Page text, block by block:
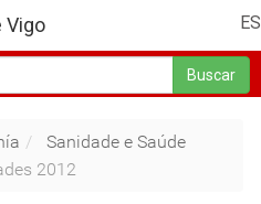
ES
Vigo
Buscar
Sanidade e Saúde
2012